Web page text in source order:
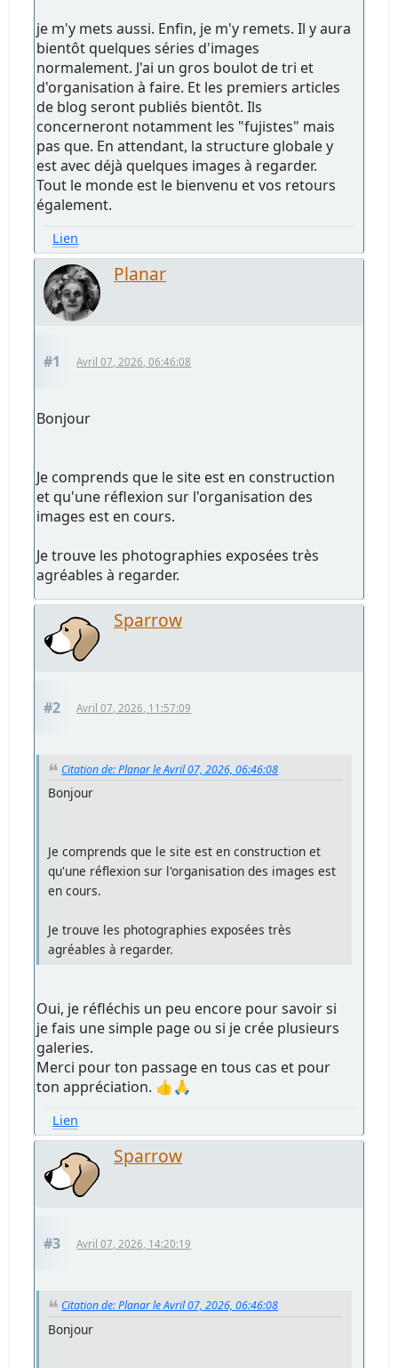
je m'y mets aussi. Enfin, je m'y remets. Il y aura
bientôt quelques séries d'images
normalement. J'ai un gros boulot de tri et
d'organisation à faire. Et les premiers articles
de blog seront publiés bientôt. Ils
concerneront notamment les "fujistes" mais
pas que. En attendant, la structure globale y
est avec déjà quelques images à regarder.
Tout le monde est le bienvenu et vos retours
également.
Lien
Planar
#1 Avril 07, 2026, 06:46:08
Bonjour
Je comprends que le site est en construction
et qu'une réflexion sur l'organisation des
images est en cours.
Je trouve les photographies exposées très
agréables à regarder.
Sparrow
#2 Avril 07, 2026, 11:57:09
Citation de: Planar le Avril 07, 2026, 06:46:08
Bonjour
Je comprends que le site est en construction et
qu'une réflexion sur l'organisation des images est
en cours.
Je trouve les photographies exposées très
agréables à regarder.
Oui, je réfléchis un peu encore pour savoir si
je fais une simple page ou si je crée plusieurs
galeries.
Merci pour ton passage en tous cas et pour
ton appréciation. 👍🙏
Lien
Sparrow
#3 Avril 07, 2026, 14:20:19
Citation de: Planar le Avril 07, 2026, 06:46:08
Bonjour